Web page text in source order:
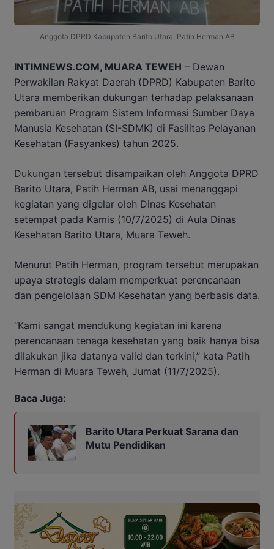
Anggota DPRD Kabupaten Barito Utara, Patih Herman AB
INTIMNEWS.COM, MUARA TEWEH – Dewan
Perwakilan Rakyat Daerah (DPRD) Kabupaten Barito
Utara memberikan dukungan terhadap pelaksanaan
pembaruan Program Sistem Informasi Sumber Daya
Manusia Kesehatan (SI-SDMK) di Fasilitas Pelayanan
Kesehatan (Fasyankes) tahun 2025.
Dukungan tersebut disampaikan oleh Anggota DPRD
Barito Utara, Patih Herman AB, usai menanggapi
kegiatan yang digelar oleh Dinas Kesehatan
setempat pada Kamis (10/7/2025) di Aula Dinas
Kesehatan Barito Utara, Muara Teweh.
Menurut Patih Herman, program tersebut merupakan
upaya strategis dalam memperkuat perencanaan
dan pengelolaan SDM Kesehatan yang berbasis data.
“Kami sangat mendukung kegiatan ini karena
perencanaan tenaga kesehatan yang baik hanya bisa
dilakukan jika datanya valid dan terkini,” kata Patih
Herman di Muara Teweh, Jumat (11/7/2025).
Baca Juga:
Barito Utara Perkuat Sarana dan
Mutu Pendidikan